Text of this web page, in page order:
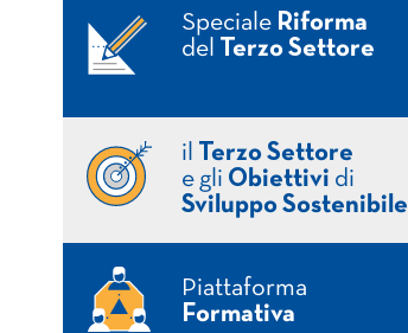
Speciale Riforma
del
Terzo Settore
il
Terzo Settore
e gli Obiettivi di
Sviluppo Sostenibile
Piattaforma
Formativa